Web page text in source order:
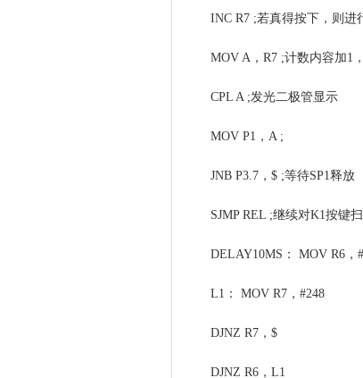
INC R7 ;若真得按下，则进
MOV A，R7 ;计数内容加1
CPL A ;发光二极管显示
MOV P1，A ;
JNB P3.7，$ ;等待SP1释放
SJMP REL ;继续对K1按键
DELAY10MS： MOV R6，
L1： MOV R7，#248
DJNZ R7，$
DJNZ R6，L1